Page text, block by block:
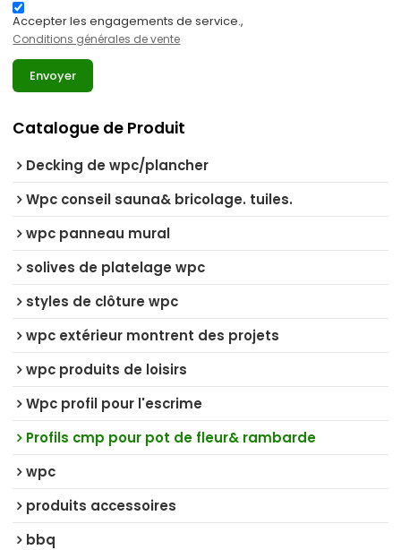
Accepter les engagements de service.,
Conditions générales de vente
Envoyer
Catalogue de Produit
Decking de wpc/plancher
Wpc conseil sauna& bricolage. tuiles.
wpc panneau mural
solives de platelage wpc
styles de clôture wpc
wpc extérieur montrent des projets
wpc produits de loisirs
Wpc profil pour l'escrime
Profils cmp pour pot de fleur& rambarde
wpc
produits accessoires
bbq